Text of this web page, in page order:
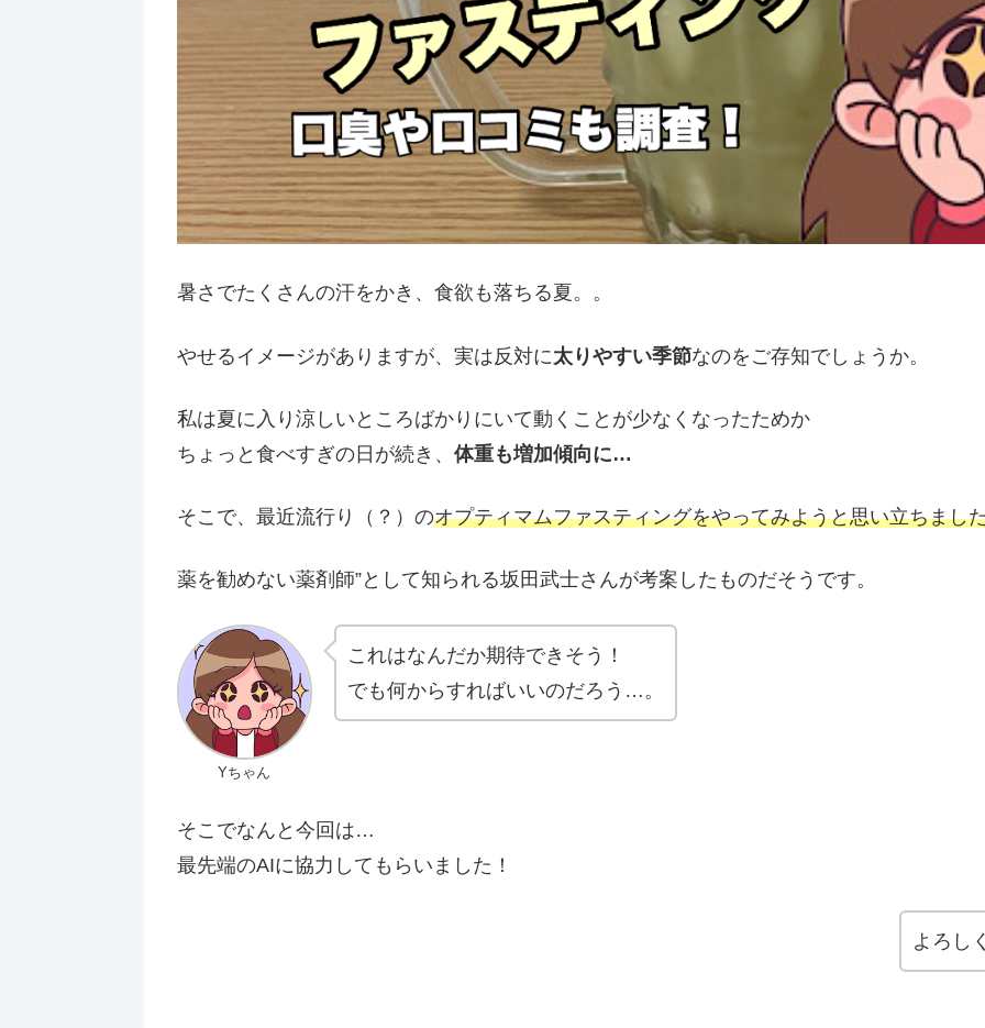
暑さでたくさんの汗をかき、食欲も落ちる夏。。
やせるイメージがありますが、実は反対に太りやすい季節なのをご存知でしょうか。
私は夏に入り涼しいところばかりにいて動くことが少なくなったためか
ちょっと食べすぎの日が続き、 体重も増加傾向に…
そこで、最近流行り（？）のオプティマムファスティングをやってみようと思い立ちまし
薬を勧めない薬剤師”として知られる坂田武士さんが考案したものだそうです。
Yちゃん
これはなんだか期待できそう！
でも何からすればいいのだろう…。
そこでなんと今回は…
最先端のAIに協力してもらいました！
よろし